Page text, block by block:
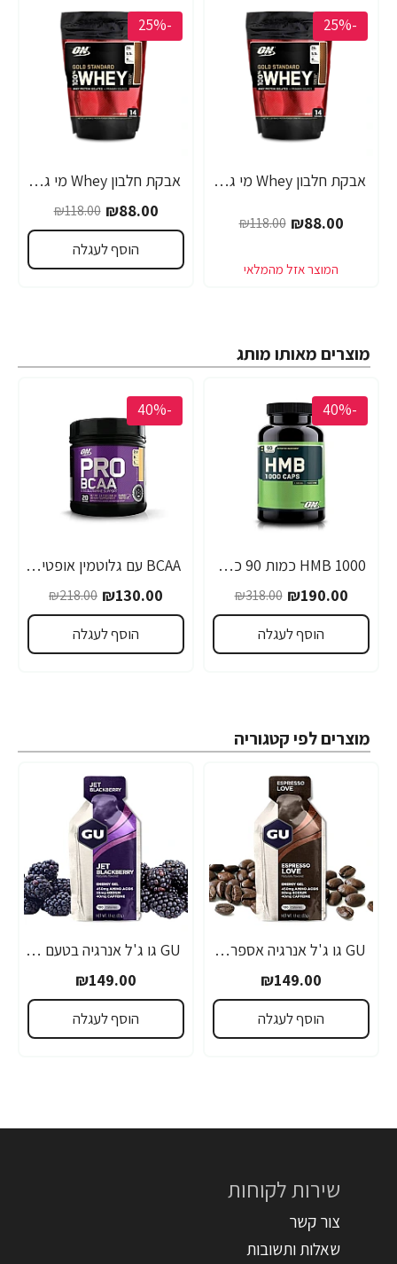
-25%
אבקת חלבון Whey מי גבינה אופטימום גולד סטנדרט 454 גרם טעם גלידת וניל - מבית Optimum Nutrition
₪88.00
₪118.00
-25%
אבקת חלבון Whey מי גבינה אופטימום גולד סטנדרט 454 גרם טעם דאבל שוקולד - מבית Optimum Nutrition
₪88.00
₪118.00
הוסף לעגלה
מוצרים מאותו מותג
-40%
1000 HMB כמות 90 כמוסות מבית Optimum Nutrition
₪190.00
₪318.00
הוסף לעגלה
-40%
BCAA עם גלוטמין אופטימום פרו סירייס טעם אפרסק מנגו 390 גרם - מבית Optimum Nutrition
₪130.00
₪218.00
הוסף לעגלה
מוצרים לפי קטגוריה
GU גו ג'ל אנרגיה אספרסו 32 גרם - 24 יחידות
₪149.00
הוסף לעגלה
GU גו ג'ל אנרגיה בטעם פטל שחור 32 גרם - 24 יחידות
₪149.00
הוסף לעגלה
שירות לקוחות
צור קשר
שאלות ותשובות